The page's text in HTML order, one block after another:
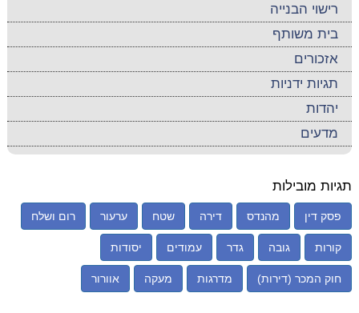
רישוי הבנייה
בית משותף
אזכורים
תגיות ידניות
יהדות
מדעים
תגיות מובילות
פסק דין מהנדס דירה שטח ערעור רום ושלח
קורות גובה גדר עמודים יסודות
חוק המכר (דירות) מדרגות מעקה אוורור